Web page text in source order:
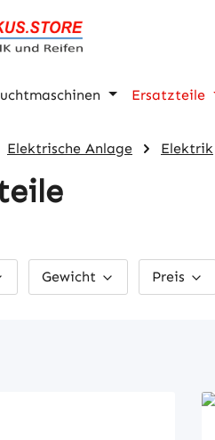
springen
Ersatzteile
Elektrische Anlage Elektrik
Gewicht Preis